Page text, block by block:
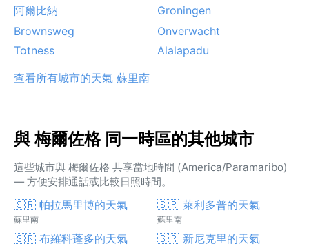
阿爾比納
Groningen
Brownsweg
Onverwacht
Totness
Alalapadu
查看所有城市的天氣 蘇里南
與 梅爾佐格 同一時區的其他城市
這些城市與 梅爾佐格 共享當地時間 (America/Paramaribo)
— 方便安排通話或比較日照時間。
🇸🇷 帕拉馬里博的天氣
蘇里南
🇸🇷 萊利多普的天氣
蘇里南
🇸🇷 布羅科蓬多的天氣 🇸🇷 新尼克里的天氣